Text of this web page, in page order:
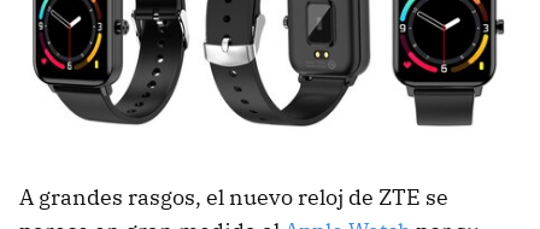
A grandes rasgos, el nuevo reloj de ZTE se